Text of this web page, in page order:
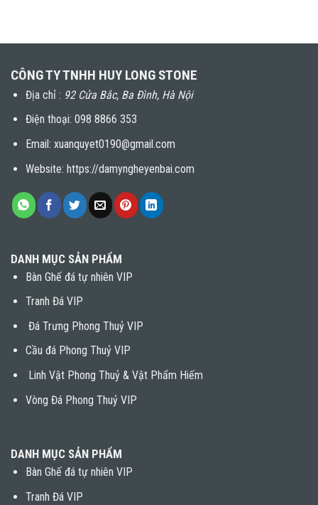
CÔNG TY TNHH HUY LONG STONE
Địa chỉ : 92 Cửa Bắc, Ba Đình, Hà Nội
Điện thoại: 098 8866 353
Email: xuanquyet0190@gmail.com
Website: https://damyngheyenbai.com
DANH MỤC SẢN PHẨM
Bàn Ghế đá tự nhiên VIP
Tranh Đá VIP
Đá Trưng Phong Thuỷ VIP
Cầu đá Phong Thuỷ VIP
Linh Vật Phong Thuỷ & Vật Phẩm Hiếm
Vòng Đá Phong Thuỷ VIP
DANH MỤC SẢN PHẨM
Bàn Ghế đá tự nhiên VIP
Tranh Đá VIP